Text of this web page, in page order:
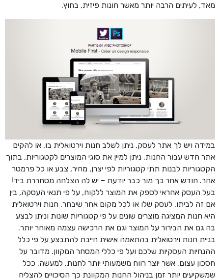
מאד, לעיתים הרבה יותר מאשר חונות פיזית, בחוץ.
במידה ויש לך אתר לעסק, ניתן לשלב חנות וירטואלית בו, או להקים
אתר חדש עבור החנות. ניתן למיין את סוגי המוצרים לקטגוריות, בתוך
הקטגוריות לבנות תתי קטגוריות לפי יצרן, מחיר, צבע או כל פרמטר
אחר. חודש אחר כך מור כבר יודעת – יש לה הצלחה מסחררת ביד!
בעל העסק אחראי לספק את המוצר ללקוח, על פי תנאי העסקה, בין
אם זה לביתו, לעסק שלו או לכל מקום אחר שיבחר. חנות וירטואלית
היא חנות המציגה מוצרים שונים על פי קטגוריות שונות וניתן לבצע
בה גם את הבירור על המוצר וגם את הרכישה עצמה מאוחר יותר.
בניית חנות וירטואלית בהתאמה אישית חייבת להתבצע על פי כלל
ההנחיות העסקיות שלכם ועל פי כללי המסחר המקוון. מדובר על
חסכון עצום, אשר יוצר רווח משמעותי יותר לחנות. למעשה, ככל
שמשקיעים יותר זמן בניהול החנות המקוונת כך הסיכויים להצליח